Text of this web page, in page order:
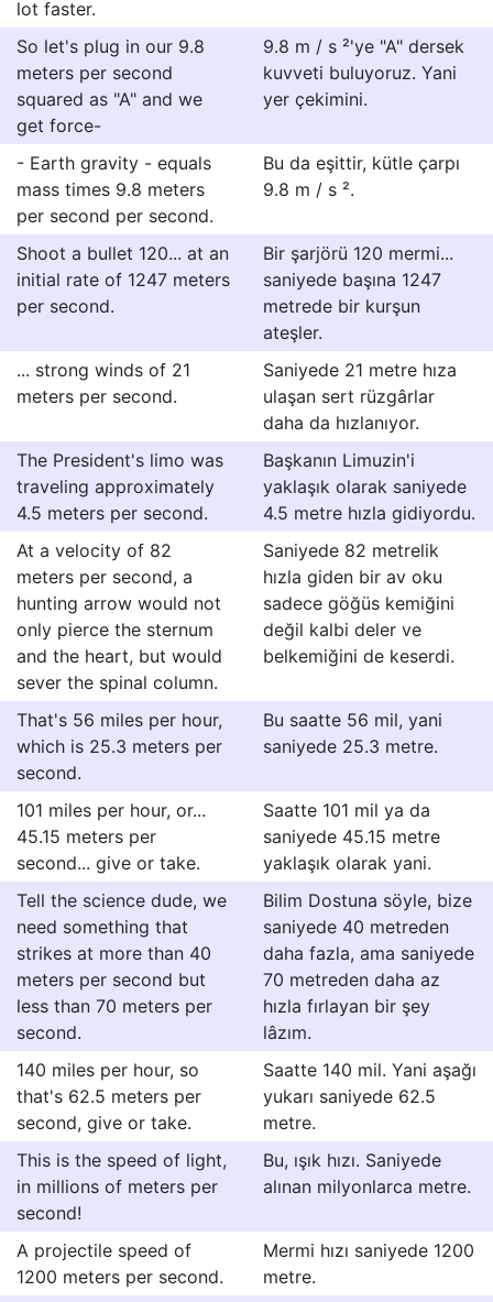
lot faster.
So let's plug in our 9.8
meters per second
squared as "A" and we
get force-
9.8 m / s ²'ye "A" dersek
kuvveti buluyoruz. Yani
yer çekimini.
- Earth gravity - equals
mass times 9.8 meters
per second per second.
Bu da eşittir, kütle çarpı
9.8 m / s ².
Shoot a bullet 120... at an
initial rate of 1247 meters
per second.
Bir şarjörü 120 mermi...
saniyede başına 1247
metrede bir kurşun
ateşler.
... strong winds of 21
meters per second.
Saniyede 21 metre hıza
ulaşan sert rüzgârlar
daha da hızlanıyor.
The President's limo was
traveling approximately
4.5 meters per second.
Başkanın Limuzin'i
yaklaşık olarak saniyede
4.5 metre hızla gidiyordu.
At a velocity of 82
meters per second, a
hunting arrow would not
only pierce the sternum
and the heart, but would
sever the spinal column.
Saniyede 82 metrelik
hızla giden bir av oku
sadece göğüs kemiğini
değil kalbi deler ve
belkemiğini de keserdi.
That's 56 miles per hour,
which is 25.3 meters per
second.
Bu saatte 56 mil, yani
saniyede 25.3 metre.
101 miles per hour, or...
45.15 meters per
second... give or take.
Saatte 101 mil ya da
saniyede 45.15 metre
yaklaşık olarak yani.
Tell the science dude, we
need something that
strikes at more than 40
meters per second but
less than 70 meters per
second.
Bilim Dostuna söyle, bize
saniyede 40 metreden
daha fazla, ama saniyede
70 metreden daha az
hızla fırlayan bir şey
lâzım.
140 miles per hour, so
that's 62.5 meters per
second, give or take.
Saatte 140 mil. Yani aşağı
yukarı saniyede 62.5
metre.
This is the speed of light,
in millions of meters per
second!
Bu, ışık hızı. Saniyede
alınan milyonlarca metre.
A projectile speed of
1200 meters per second.
Mermi hızı saniyede 1200
metre.